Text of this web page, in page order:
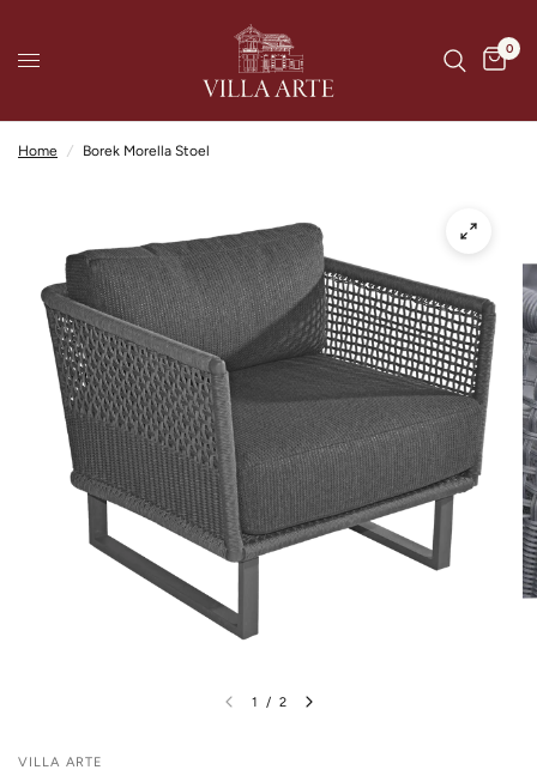
0
Home / Borek Morella Stoel
1 / 2
VILLA ARTE